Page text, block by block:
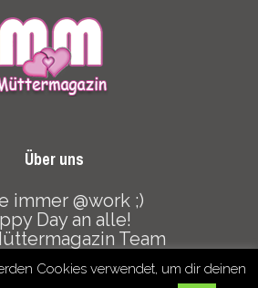
Über uns
immer @work ;)
Day an alle!
Team
Cookies verwendet, um dir deinen